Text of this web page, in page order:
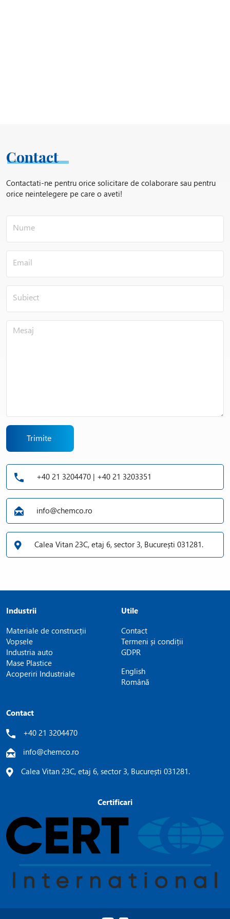
Contact
Contactati-ne pentru orice solicitare de colaborare sau pentru
orice neintelegere pe care o aveti!
Trimite
+40 21 3204470 | +40 21 3203351
info@chemco.ro
Calea Vitan 23C, etaj 6, sector 3, București 031281.
Industrii
Materiale de construcții
Vopsele
Industria auto
Mase Plastice
Acoperiri Industriale
Utile
Contact
Termeni și condiții
GDPR
English
Română
Contact
+40 21 3204470
info@chemco.ro
Calea Vitan 23C, etaj 6, sector 3, București 031281.
Certificari